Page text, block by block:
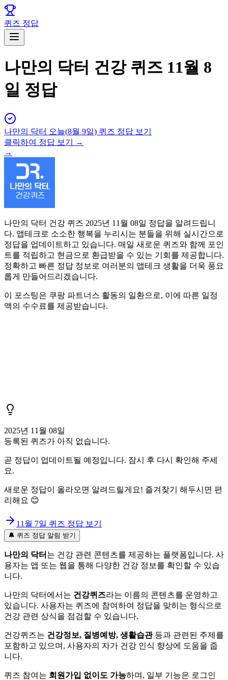
퀴즈 정답
나만의 닥터 건강 퀴즈 11월 8
일 정답
나만의 닥터 오늘(8월 9일) 퀴즈 정답 보기
클릭하여 정답 보기 →
→
나만의 닥터 건강 퀴즈 2025년 11월 08일 정답을 알려드립니
다. 앱테크로 소소한 행복을 누리시는 분들을 위해 실시간으로
정답을 업데이트하고 있습니다. 매일 새로운 퀴즈와 함께 포인
트를 적립하고 현금으로 환급받을 수 있는 기회를 제공합니다.
정확하고 빠른 정답 정보로 여러분의 앱테크 생활을 더욱 풍요
롭게 만들어드리겠습니다.
이 포스팅은 쿠팡 파트너스 활동의 일환으로, 이에 따른 일정
액의 수수료를 제공받습니다.
2025년 11월 08일
등록된 퀴즈가 아직 없습니다.
곧 정답이 업데이트될 예정입니다. 잠시 후 다시 확인해 주세
요.
새로운 정답이 올라오면 알려드릴게요! 즐겨찾기 해두시면 편
리해요 😊
11월 7일 퀴즈 정답 보기
🔔 퀴즈 정답 알림 받기
나만의 닥터 는 건강 관련 콘텐츠를 제공하는 플랫폼입니다. 사
용자는 앱 또는 웹을 통해 다양한 건강 정보를 확인할 수 있습
니다.
나만의 닥터에서는 건강퀴즈라는 이름의 콘텐츠를 운영하고
있습니다. 사용자는 퀴즈에 참여하여 정답을 맞히는 형식으로
건강 관련 상식을 점검할 수 있습니다.
건강퀴즈는 건강정보, 질병예방, 생활습관등과 관련된 주제를
포함하고 있으며, 사용자의 자가 건강 인식 향상에 도움을 줍
니다.
퀴즈 참여는 회원가입 없이도 가능하며, 일부 기능은 로그인